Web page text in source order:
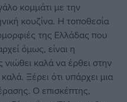
κομμάτι με την
κουζίνα. Η τοποθεσία
της Ελλάδας που
όμως, είναι η
καλά να έρθει στην
Ξέρει ότι υπάρχει μια
Ο επισκέπτης,